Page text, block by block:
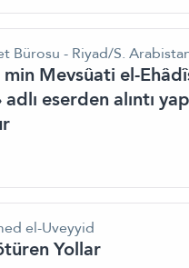
Bürosu - Riyad/S.
Mevsûati el-
eserden alıntı
el-Uveyyid
Yollar